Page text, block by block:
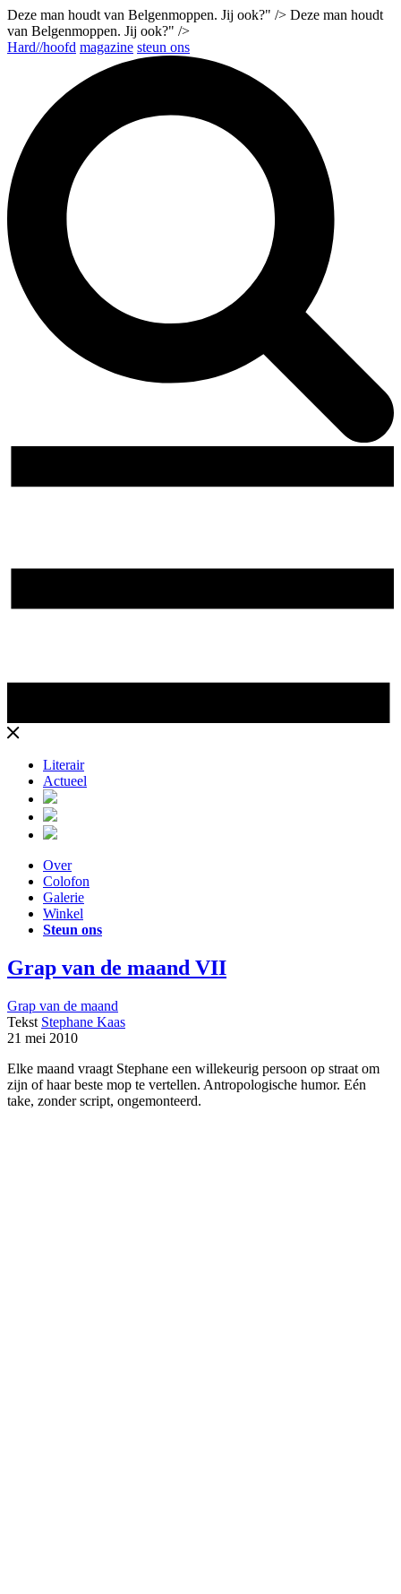
Deze man houdt van Belgenmoppen. Jij ook?" /> Deze man houdt
van Belgenmoppen. Jij ook?" />
Hard//hoofd magazine steun ons
Literair
Actueel
Over
Colofon
Galerie
Winkel
Steun ons
Grap van de maand VII
Grap van de maand
Tekst Stephane Kaas
21 mei 2010
Elke maand vraagt Stephane een willekeurig persoon op straat om
zijn of haar beste mop te vertellen. Antropologische humor. Eén
take, zonder script, ongemonteerd.